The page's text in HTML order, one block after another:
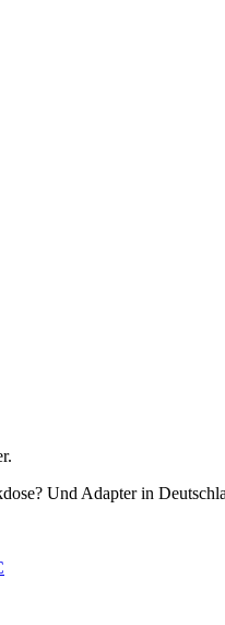
Und Adapter in